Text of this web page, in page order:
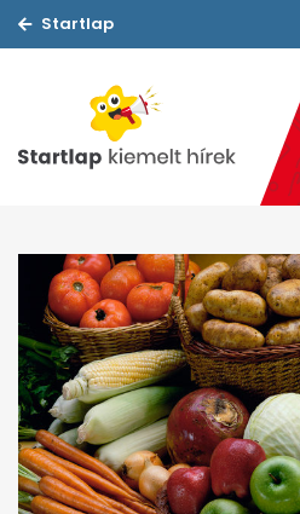
Startlap